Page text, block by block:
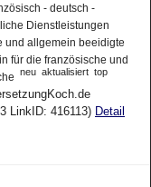
- deutsch -
Dienstleistungen
und allgemein beeidigte
für die französische und
neu aktualisiert top
LinkID: 416113) Detail